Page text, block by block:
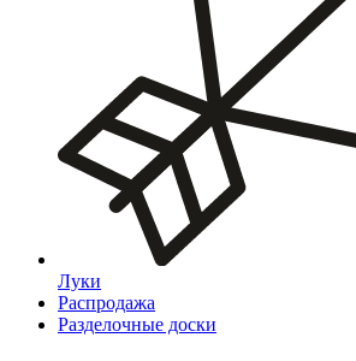
Луки
Распродажа
Разделочные доски